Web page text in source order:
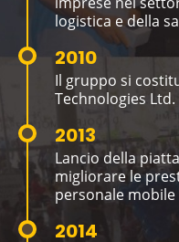
logistica e della
2010
Il gruppo si
Technologies Ltd.
2013
Lancio della
migliorare le
personale mobile
2014